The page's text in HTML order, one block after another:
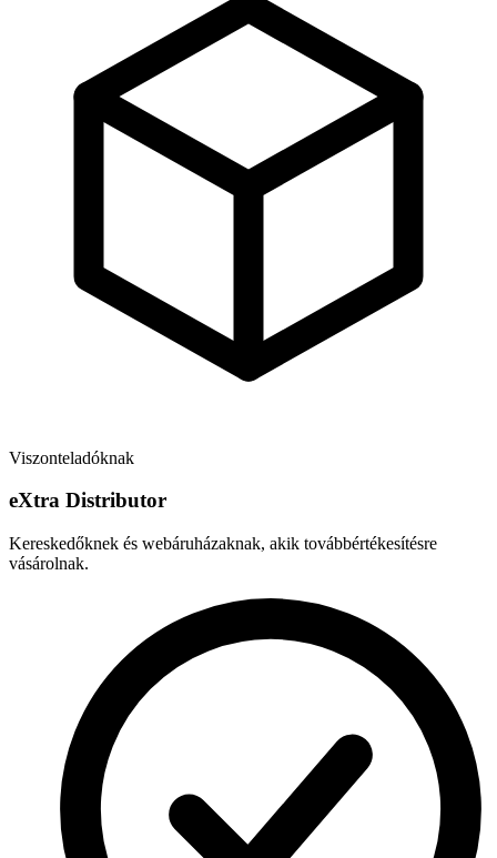
Viszonteladóknak
eXtra Distributor
Kereskedőknek és webáruházaknak, akik továbbértékesítésre
vásárolnak.